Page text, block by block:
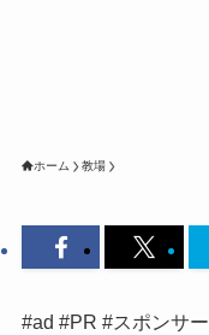
ホーム 教場
#ad #PR #スポンサー